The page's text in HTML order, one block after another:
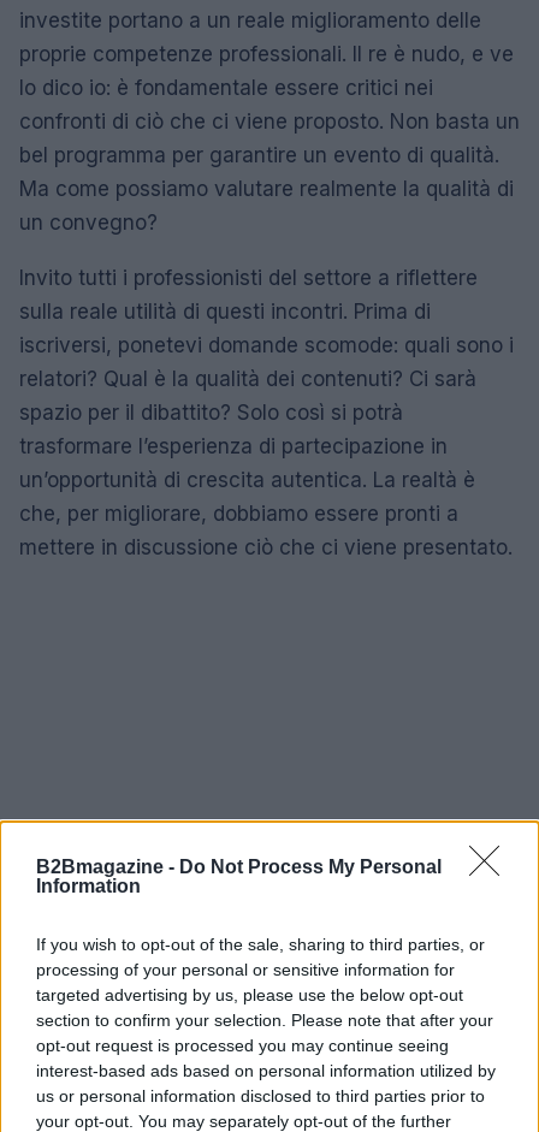
B2Bmagazine - Do Not Process My Personal
Information
If you wish to opt-out of the sale, sharing to third parties, or
processing of your personal or sensitive information for
targeted advertising by us, please use the below opt-out
section to confirm your selection. Please note that after your
opt-out request is processed you may continue seeing
interest-based ads based on personal information utilized by
us or personal information disclosed to third parties prior to
your opt-out. You may separately opt-out of the further
investite portano a un reale miglioramento delle
proprie competenze professionali. Il re è nudo, e ve
lo dico io: è fondamentale essere critici nei
confronti di ciò che ci viene proposto. Non basta un
bel programma per garantire un evento di qualità.
Ma come possiamo valutare realmente la qualità di
un convegno?
Invito tutti i professionisti del settore a riflettere
sulla reale utilità di questi incontri. Prima di
iscriversi, ponetevi domande scomode: quali sono i
relatori? Qual è la qualità dei contenuti? Ci sarà
spazio per il dibattito? Solo così si potrà
trasformare l’esperienza di partecipazione in
un’opportunità di crescita autentica. La realtà è
che, per migliorare, dobbiamo essere pronti a
mettere in discussione ciò che ci viene presentato.
AUTORE
AiAdhubMedia